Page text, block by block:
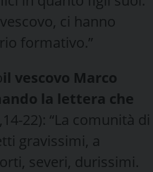
ci hanno
formativo.”
il vescovo Marco
la lettera che
22): “La comunità di
gravissimi, a
severi, durissimi.